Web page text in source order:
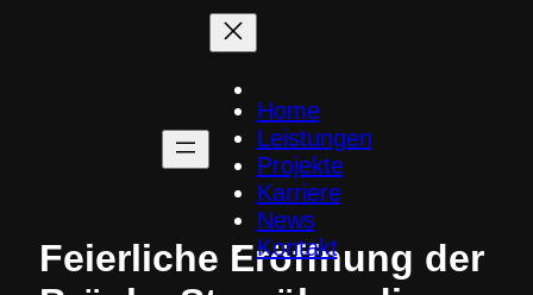
Home
Leistungen
Projekte
Karriere
News
Kontakt
Feierliche Eröffnung der